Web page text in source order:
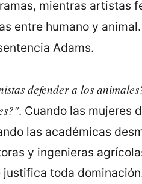
mientras artistas
entre humano y animal.
Adams.
defender a los
. Cuando las mujeres
las académicas
y ingenieras
toda